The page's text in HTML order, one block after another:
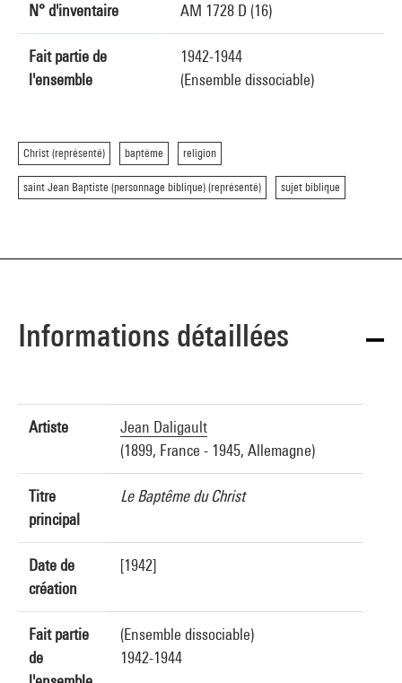
N° d'inventaire AM 1728 D (16)
Fait partie de
l'ensemble
1942-1944
(Ensemble dissociable)
Christ (représenté) baptême religion
saint Jean Baptiste (personnage biblique) (représenté) sujet biblique
Informations détaillées
Artiste
Jean Daligault
(1899, France - 1945, Allemagne)
Titre
principal
Le Baptême du Christ
Date de
création
[1942]
Fait partie
de
(Ensemble dissociable)
1942-1944